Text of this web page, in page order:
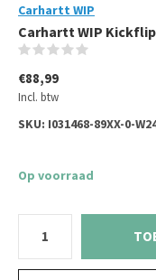
Carhartt WIP
Carhartt WIP
€88,99
Incl. btw
SKU: I031468-89XX-0-
Op voorraad